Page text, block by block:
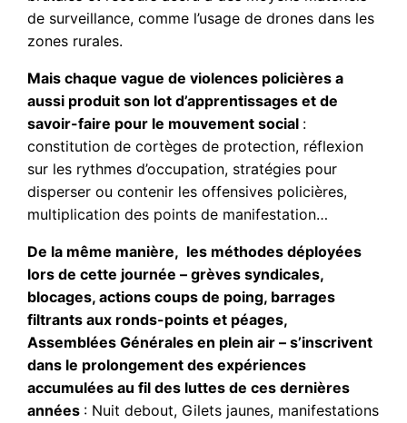
de surveillance, comme l’usage de drones dans les
zones rurales.
Mais chaque vague de violences policières a
aussi produit son lot d’apprentissages et de
savoir-faire pour le mouvement social :
constitution de cortèges de protection, réflexion
sur les rythmes d’occupation, stratégies pour
disperser ou contenir les offensives policières,
multiplication des points de manifestation…
De la même manière, les méthodes déployées
lors de cette journée – grèves syndicales,
blocages, actions coups de poing, barrages
filtrants aux ronds-points et péages,
Assemblées Générales en plein air – s’inscrivent
dans le prolongement des expériences
accumulées au fil des luttes de ces dernières
années : Nuit debout, Gilets jaunes, manifestations